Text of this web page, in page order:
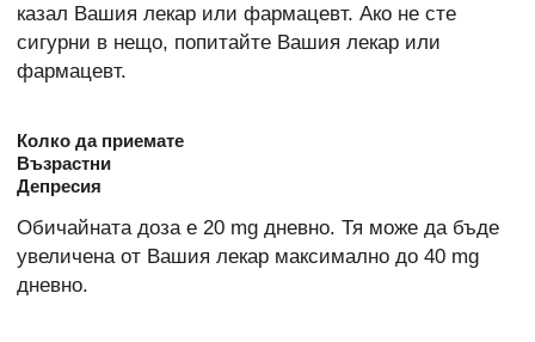
казал Вашия лекар или фармацевт. Ако не сте
сигурни в нещо, попитайте Вашия лекар или
фармацевт.
Колко да приемате
Възрастни
Депресия
Обичайната доза е 20 mg дневно. Тя може да бъде
увеличена от Вашия лекар максимално до 40 mg
дневно.